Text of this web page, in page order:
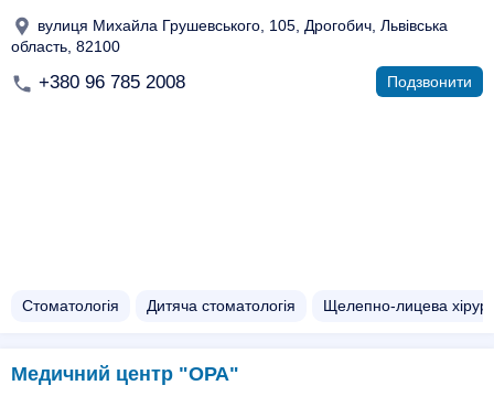
вулиця Михайла Грушевського, 105, Дрогобич, Львівська
область, 82100
+380 96 785 2008 Подзвонити
Стоматологія Дитяча стоматологія Щелепно-лицева
Медичний центр "ОРА"